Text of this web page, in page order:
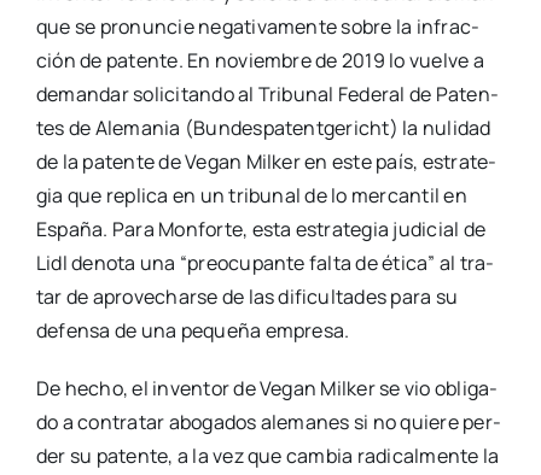
que se pro­nun­cie nega­ti­va­men­te sobre la infrac­
ción de paten­te. En noviem­bre de 2019 lo vuel­ve a
deman­dar soli­ci­tan­do al Tri­bu­nal Fede­ral de Paten­
tes de Ale­ma­nia (Bun­des­pa­tent­ge­richt) la nuli­dad
de la paten­te de Vegan Mil­ker en este país, estra­te­
gia que repli­ca en un tri­bu­nal de lo mer­can­til en
Espa­ña. Para Mon­for­te, esta estra­te­gia judi­cial de
Lidl deno­ta una “preo­cu­pan­te fal­ta de éti­ca” al tra­
tar de apro­ve­char­se de las difi­cul­ta­des para su
defen­sa de una peque­ña empre­sa.
De hecho, el inven­tor de Vegan Mil­ker se vio obli­ga­
do a con­tra­tar abo­ga­dos ale­ma­nes si no quie­re per­
der su paten­te, a la vez que cam­bia radi­cal­men­te la